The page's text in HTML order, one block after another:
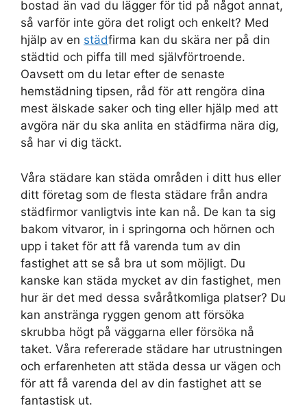
bostad än vad du lägger för tid på något annat,
så varför inte göra det roligt och enkelt? Med
hjälp av en städfirma kan du skära ner på din
städtid och piffa till med självförtroende.
Oavsett om du letar efter de senaste
hemstädning tipsen, råd för att rengöra dina
mest älskade saker och ting eller hjälp med att
avgöra när du ska anlita en städfirma nära dig,
så har vi dig täckt.
Våra städare kan städa områden i ditt hus eller
ditt företag som de flesta städare från andra
städfirmor vanligtvis inte kan nå. De kan ta sig
bakom vitvaror, in i springorna och hörnen och
upp i taket för att få varenda tum av din
fastighet att se så bra ut som möjligt. Du
kanske kan städa mycket av din fastighet, men
hur är det med dessa svåråtkomliga platser? Du
kan anstränga ryggen genom att försöka
skrubba högt på väggarna eller försöka nå
taket. Våra refererade städare har utrustningen
och erfarenheten att städa dessa ur vägen och
för att få varenda del av din fastighet att se
fantastisk ut.